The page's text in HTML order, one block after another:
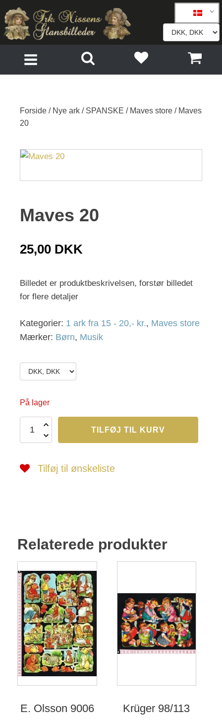
Forside / Nye ark / SPANSKE / Maves store / Maves
20
Maves 20
25,00 DKK
Billedet er produktbeskrivelsen, forstør billedet
for flere detaljer
Kategorier: 1 ark fra 15 - 20,- kr., Maves store
Mærker: Børn, Musik
På lager
Maves
antal
TILFØJ TIL KURV
Tilføj til ønskeliste
Relaterede produkter
E. Olsson 9006 Krüger 98/113